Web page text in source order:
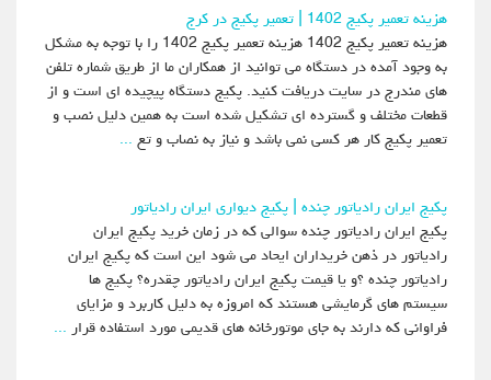
هزینه تعمیر پکیج 1402 | تعمیر پکیج در کرج
هزینه تعمیر پکیج 1402 هزینه تعمیر پکیج 1402 را با توجه به مشکل
به وجود آمده در دستگاه می توانید از همکاران ما از طریق شماره تلفن
های مندرج در سایت دریافت کنید. پکیج دستگاه پیچیده ای است و از
قطعات مختلف و گسترده ای تشکیل شده است به همین دلیل نصب و
تعمیر پکیج کار هر کسی نمی باشد و نیاز به نصاب و تع...
پکیج ایران رادیاتور چنده | پکیج دیواری ایران رادیاتور
پکیج ایران رادیاتور چنده سوالی که در زمان خرید پکیج ایران
رادیاتور در ذهن خریداران ایحاد می شود این است که پکیج ایران
رادیاتور چنده ؟و یا قیمت پکیج ایران رادیاتور چقدره؟ پکیج ها
سیستم های گرمایشی هستند که امروزه به دلیل کاربرد و مزایای
فراوانی که دارند به جای موتورخانه های قدیمی مورد استفاده قرار...